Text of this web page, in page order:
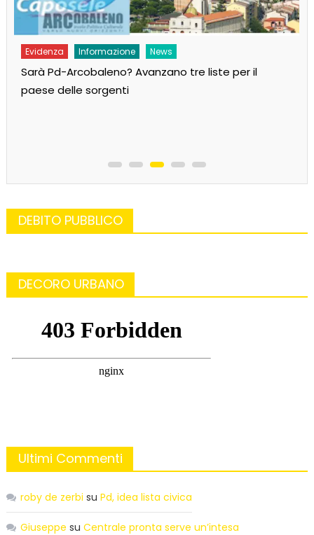
Evidenza Informazione News
Sarà Pd-Arcobaleno? Avanzano tre liste per il
paese delle sorgenti
DEBITO PUBBLICO
DECORO URBANO
Ultimi Commenti
roby de zerbi su Pd, idea lista civica
Giuseppe su Centrale pronta serve un’intesa